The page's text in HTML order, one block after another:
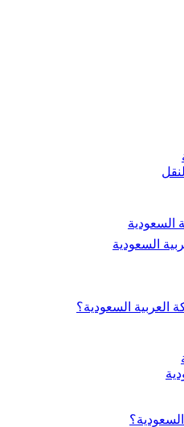
السعودية
السعودية
العربية السعودية؟
السعودية؟